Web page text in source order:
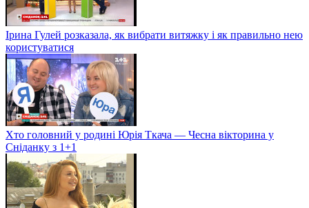
Ірина Гулей розказала, як вибрати витяжку і як правильно нею
користуватися
Хто головний у родині Юрія Ткача — Чесна вікторина у
Сніданку з 1+1